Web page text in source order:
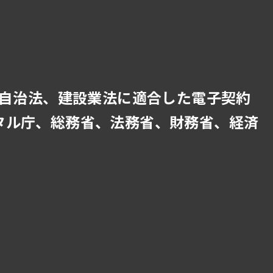
治法、建設業法に適合した電子契約
庁、総務省、法務省、財務省、経済